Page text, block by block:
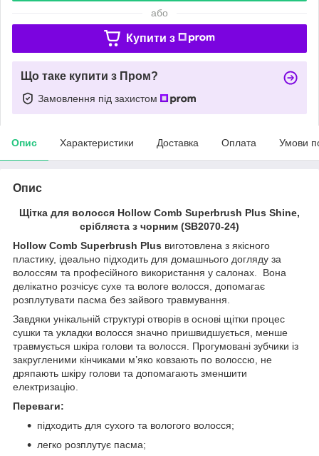
або
Купити з
Що таке купити з Пром?
Замовлення під захистом
Опис Характеристики Доставка Оплата Умови
Опис
Щітка для волосся Hollow Comb Superbrush Plus Shine,
срібляста з чорним (SB2070-24)
Hollow Comb Superbrush Plus виготовлена з якісного
пластику, ідеально підходить для домашнього догляду за
волоссям та професійного використання у салонах. Вона
делікатно розчісує сухе та вологе волосся, допомагає
розплутувати пасма без зайвого травмування.
Завдяки унікальній структурі отворів в основі щітки процес
сушки та укладки волосся значно пришвидшується, менше
травмується шкіра голови та волосся. Прогумовані зубчики із
закругленими кінчиками м’яко ковзають по волоссю, не
дряпають шкіру голови та допомагають зменшити
електризацію.
Переваги:
підходить для сухого та вологого волосся;
легко розплутує пасма;